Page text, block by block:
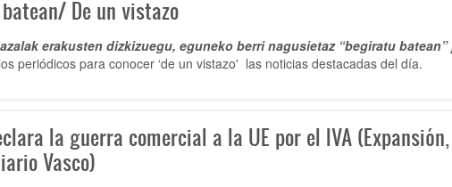
De un vistazo
erakusten dizkizuegu, eguneko berri nagusietaz “begiratu
periódicos para conocer ‘de un vistazo' las noticias destacadas del día.
la guerra comercial a la UE por el IVA (Expansión,
Vasco)